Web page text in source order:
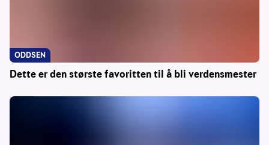
Dette er den største favoritten til å bli verdensmester
ODDSEN